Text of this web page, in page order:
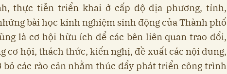
thực tiễn triển khai ở cấp độ địa phương, tỉnh,
bài học kinh nghiệm sinh động của Thành phố
là cơ hội hữu ích để các bên liên quan trao đổi,
cơ hội, thách thức, kiến nghị, đề xuất các nội dung,
bỏ các rào cản nhằm thúc đẩy phát triển công trình